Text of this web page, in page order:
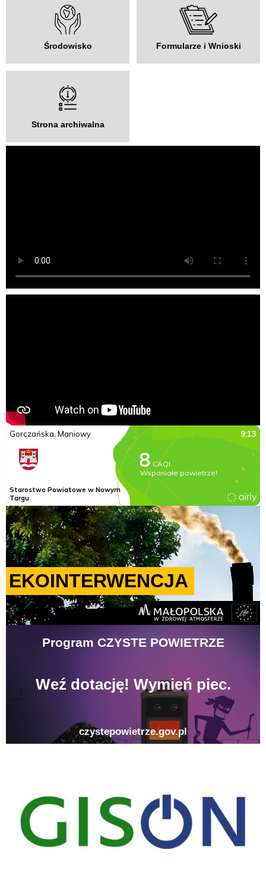
Środowisko Formularze i Wnioski
Strona archiwalna